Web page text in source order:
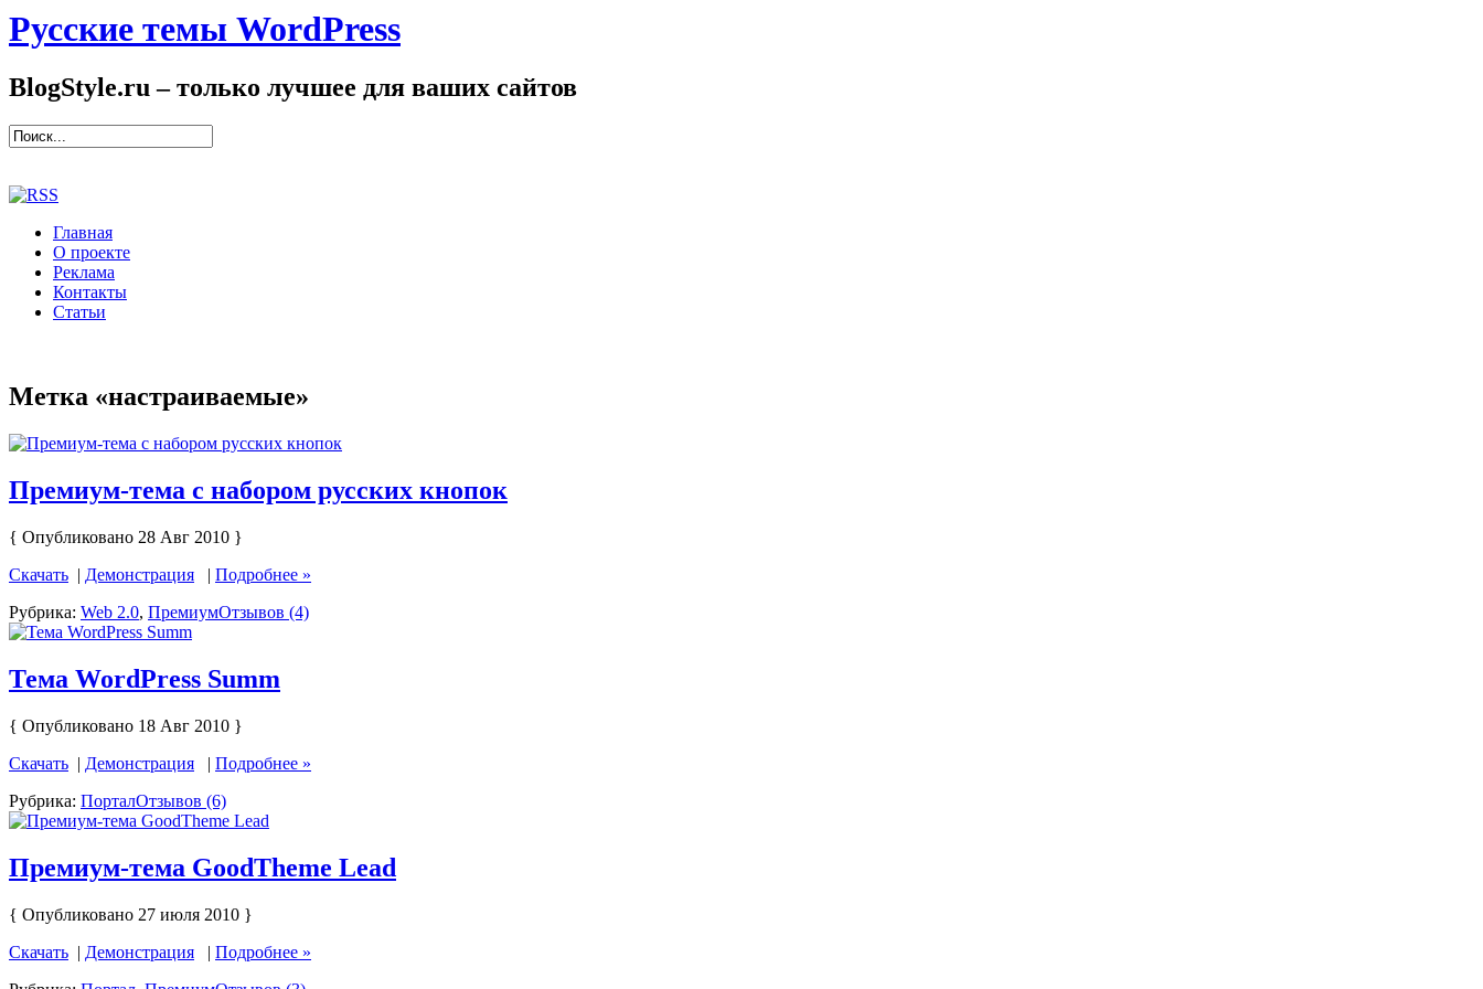
Русские темы WordPress
BlogStyle.ru – только лучшее для ваших сайтов
Главная
О проекте
Реклама
Контакты
Статьи
Метка «настраиваемые»
Премиум-тема с набором русских кнопок
{ Опубликовано 28 Авг 2010 }
Скачать | Демонстрация | Подробнее »
Рубрика: Web 2.0, ПремиумОтзывов (4)
Тема WordPress Summ
{ Опубликовано 18 Авг 2010 }
Скачать | Демонстрация | Подробнее »
Рубрика: ПорталОтзывов (6)
Премиум-тема GoodTheme Lead
{ Опубликовано 27 июля 2010 }
Скачать | Демонстрация | Подробнее »